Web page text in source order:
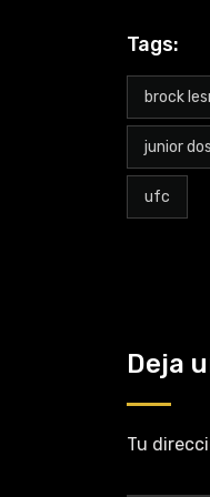
Tags:
brock
junior
ufc
Deja
Tu